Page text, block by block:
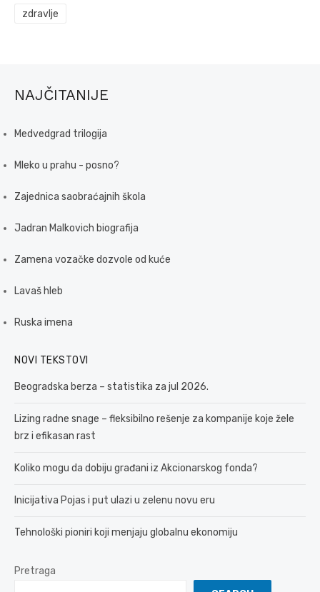
zdravlje
NAJČITANIJE
Medvedgrad trilogija
Mleko u prahu - posno?
Zajednica saobraćajnih škola
Jadran Malkovich biografija
Zamena vozačke dozvole od kuće
Lavaš hleb
Ruska imena
NOVI TEKSTOVI
Beogradska berza – statistika za jul 2026.
Lizing radne snage – fleksibilno rešenje za kompanije koje žele
brz i efikasan rast
Koliko mogu da dobiju građani iz Akcionarskog fonda?
Inicijativa Pojas i put ulazi u zelenu novu eru
Tehnološki pioniri koji menjaju globalnu ekonomiju
Pretraga